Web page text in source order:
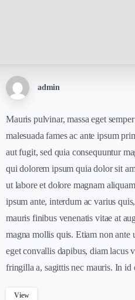
admin
Mauris pulvinar, massa eget
malesuada fames ac ante ipsum
aut fugit, sed quia consequuntur
qui dolorem ipsum quia dolor sit
ut labore et dolore magnam
ipsum ante, interdum ac varius
mauris finibus venenatis vitae at
magna mollis quis. Etiam non ante
eget convallis dapibus, diam lacus
fringilla a, sagittis nec mauris. In id
View